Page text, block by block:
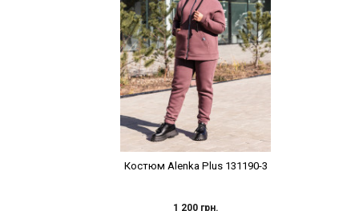
Костюм Alenka Plus 131190-3
1 200 грн.